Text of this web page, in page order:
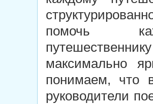
помочь
максимально
понимаем, что
руководители